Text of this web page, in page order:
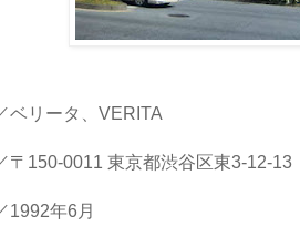
リータ、VERITA
〒150-0011 東京都渋谷区東3-12-13
年6月